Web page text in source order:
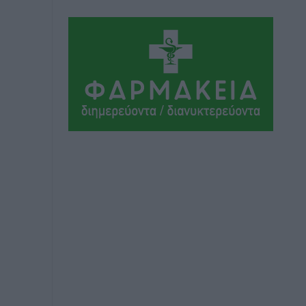
Δεν πέφτει καρφίτσα στα πανηγύρια!
πριν 2 ώρες
Προσωρινά κρατούμενος παραμένει ο
44χρονος οδηγός του BMW μετά τη